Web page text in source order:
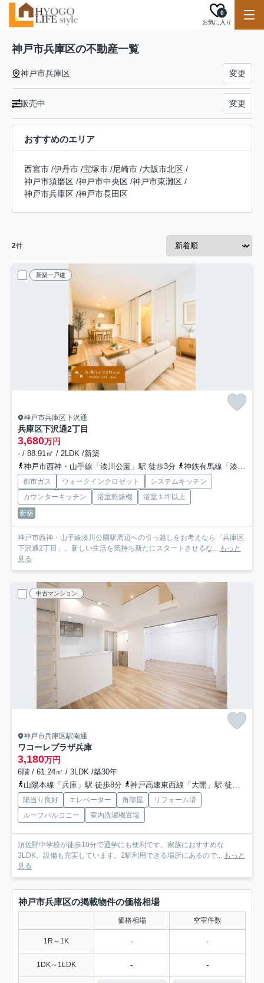
お気に入り
0
神戸市兵庫区の不動産一覧
神戸市兵庫区 変更
販売中 変更
おすすめのエリア
西宮市 /伊丹市 /宝塚市 /尼崎市 /大阪市北区 /
神戸市須磨区 /神戸市中央区 /神戸市東灘区 /
神戸市兵庫区 /神戸市長田区
2件
新築一戸建
神戸市兵庫区下沢通
兵庫区下沢通2丁目
3,680万円
- / 88.91㎡ / 2LDK /新築
神戸市西神・山手線「湊川公園」駅 徒歩3分
神鉄有馬線「湊川」駅 徒歩3分
都市ガス ウォークインクロゼット
システムキッチン
カウンターキッチン
浴室乾燥機
浴室１坪以上
新築
神戸市西神・山手線湊川公園駅周辺への引っ越しをお考えなら「兵庫区
下沢通2丁目」。新しい生活を気持ち新たにスタートさせるな... もっと
見る
中古マンション
神戸市兵庫区駅南通
ワコーレプラザ兵庫
3,180万円
6階 / 61.24㎡ / 3LDK /築30年
山陽本線「兵庫」駅 徒歩8分
神戸高速東西線「大開」駅 徒歩15分
陽当り良好 エレベーター 角部屋
リフォーム済
ルーフバルコニー
室内洗濯機置場
須佐野中学校が徒歩10分で通学にも便利です。家族におすすめな
3LDK。設備も充実しています。2駅利用できる場所にあるので... もっと
見る
神戸市兵庫区の掲載物件の価格相場
価格相場 空室件数
1R～1K - -
1DK～1LDK - -